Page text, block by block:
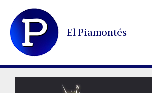
contenido
El Piamontés